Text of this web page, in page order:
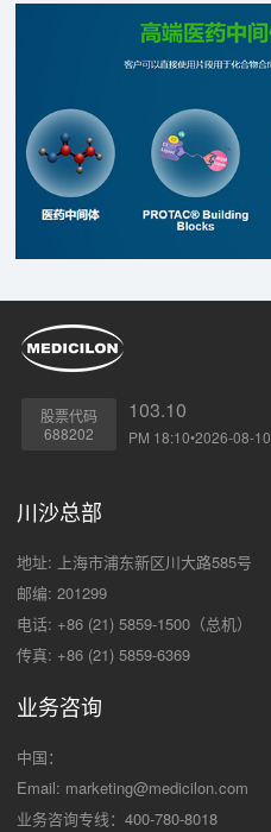
股票代码
688202
103.10
PM 18:10•2026-08-10
川沙总部
地址: 上海市浦东新区川大路585号
邮编: 201299
电话: +86 (21) 5859-1500（总机）
传真: +86 (21) 5859-6369
业务咨询
中国：
Email: marketing@medicilon.com
业务咨询专线：400-780-8018